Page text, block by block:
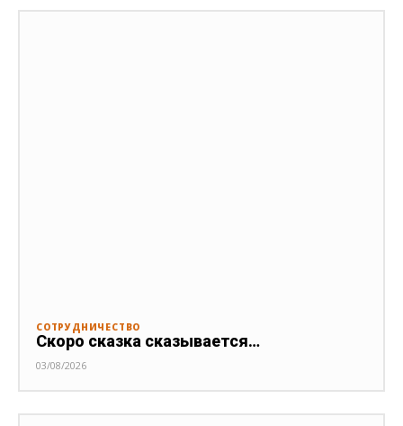
СОТРУДНИЧЕСТВО
Скоро сказка сказывается…
03/08/2026